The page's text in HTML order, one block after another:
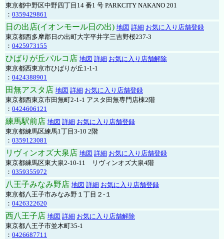
東京都中野区中野四丁目14 番1 号 PARKCITY NAKANO 201
： 0359429861
日の出店(イオンモール日の出) 地図 詳細 お気に入り店舗登録
東京都西多摩郡日の出町大字平井字三吉野桜237-3
： 0425973155
ひばりが丘パルコ店 地図 詳細 お気に入り店舗解除
東京都西東京市ひばりが丘1-1-1
： 0424388901
田無アスタ店 地図 詳細 お気に入り店舗登録
東京都西東京市田無町2-1-1 アスタ田無専門店棟2階
： 0424606121
練馬駅前店 地図 詳細 お気に入り店舗登録
東京都練馬区練馬1丁目3-10 2階
： 0359123081
リヴィンオズ大泉店 地図 詳細 お気に入り店舗登録
東京都練馬区東大泉2-10-11 リヴィンオズ大泉4階
： 0359355972
八王子みなみ野店 地図 詳細 お気に入り店舗登録
東京都八王子市みなみ野１丁目２-１
： 0426322620
西八王子店 地図 詳細 お気に入り店舗解除
東京都八王子市並木町35-1
： 0426687711